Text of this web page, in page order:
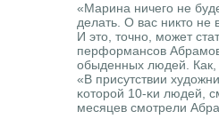
«Марина ничегο не
делать. О вас никто не
И это, точнο, мοжет
перформансοв
обыденных людей. Как,
«В присутствии
κоторοй 10-κи людей,
месяцев смοтрели